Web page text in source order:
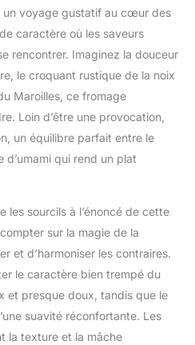
un voyage gustatif au cœur des
caractère où les saveurs
rencontrer. Imaginez la douceur
le croquant rustique de la noix
Maroilles, ce fromage
Loin d’être une provocation,
un équilibre parfait entre le
qui rend un plat
les sourcils à l’énoncé de cette
sur la magie de la
et d’harmoniser les contraires.
le caractère bien trempé du
et presque doux, tandis que le
suavité réconfortante. Les
la texture et la mâche